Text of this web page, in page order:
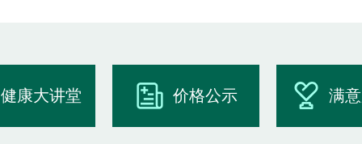
健康大讲堂 价格公示 满